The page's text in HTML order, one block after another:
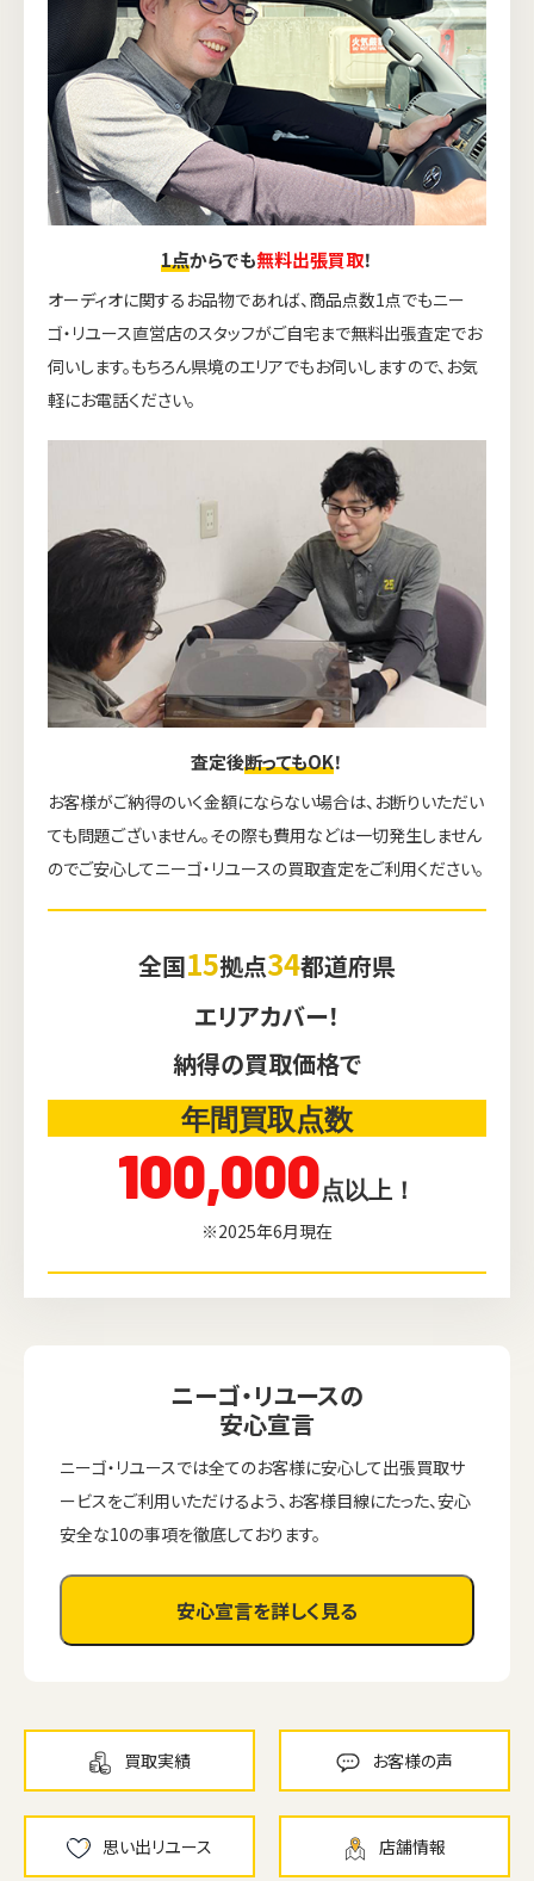
1点からでも無料出張買取！
オーディオに関するお品物であれば、商品点数1点でもニー
ゴ・リユース直営店のスタッフがご自宅まで無料出張査定でお
伺いします。もちろん県境のエリアでもお伺いしますので、お気
軽にお電話ください。
査定後断ってもOK！
お客様がご納得のいく金額にならない場合は、お断りいただい
ても問題ございません。その際も費用などは一切発生しません
のでご安心してニーゴ・リユースの買取査定をご利用ください。
全国15拠点34都道府県
エリアカバー！
納得の買取価格で
年間買取点数
100,000点以上！
※2025年6月現在
ニーゴ・リユースの
安心宣言
ニーゴ・リユースでは全てのお客様に安心して出張買取サ
ービスをご利用いただけるよう、お客様目線にたった、安心
安全な10の事項を徹底しております。
安心宣言を詳しく見る
買取実績 お客様の声
思い出リユース 店舗情報